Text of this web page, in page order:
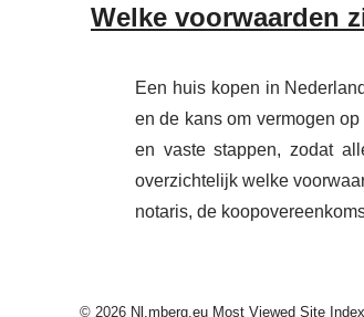
Welke voorwaarden
Een huis kopen in
en de kans om vermogen
en vaste stappen, zodat
overzichtelijk welke
notaris, de
© 2026 Nl.mberg.eu Most Viewed Site Index